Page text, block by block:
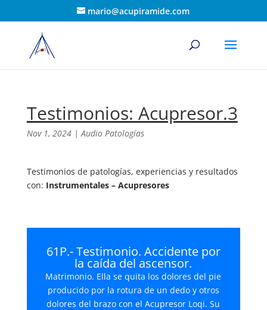
mario@acupiramide.com
Testimonios: Acupresor.3
Nov 1, 2024|Audio Patologías
Testimonios de patologías, experiencias y resultados
con: Instrumentales – Acupresores
61P.- Testimonio. Accidente por
la caída del ascensor.
Matrimonio. Ella se quita los dolores del pie
producido por la rotura de un dedo y otros
dolores del brazo con el Acupresor Loqi. Su